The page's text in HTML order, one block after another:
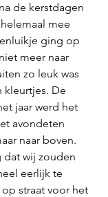
de kerstdagen
mee
ging op
meer naar
zo leuk was
kleurtjes. De
jaar werd het
avondeten
naar boven.
dat wij zouden
eerlijk te
op straat voor het